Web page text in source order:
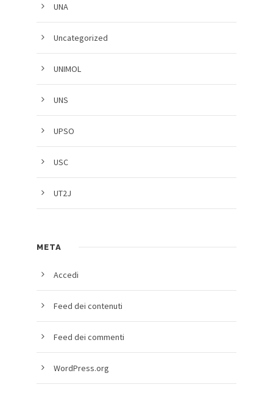
UNA
Uncategorized
UNIMOL
UNS
UPSO
USC
UT2J
META
Accedi
Feed dei contenuti
Feed dei commenti
WordPress.org